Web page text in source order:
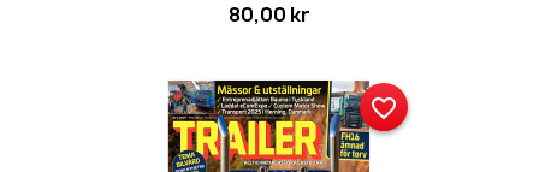
80,00 kr
favorite_border